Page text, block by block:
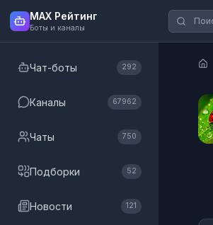
MAX Рейтинг
Боты и каналы
Чат-боты 292
Каналы 67962
Чаты 750
Подборки 52
Новости 121